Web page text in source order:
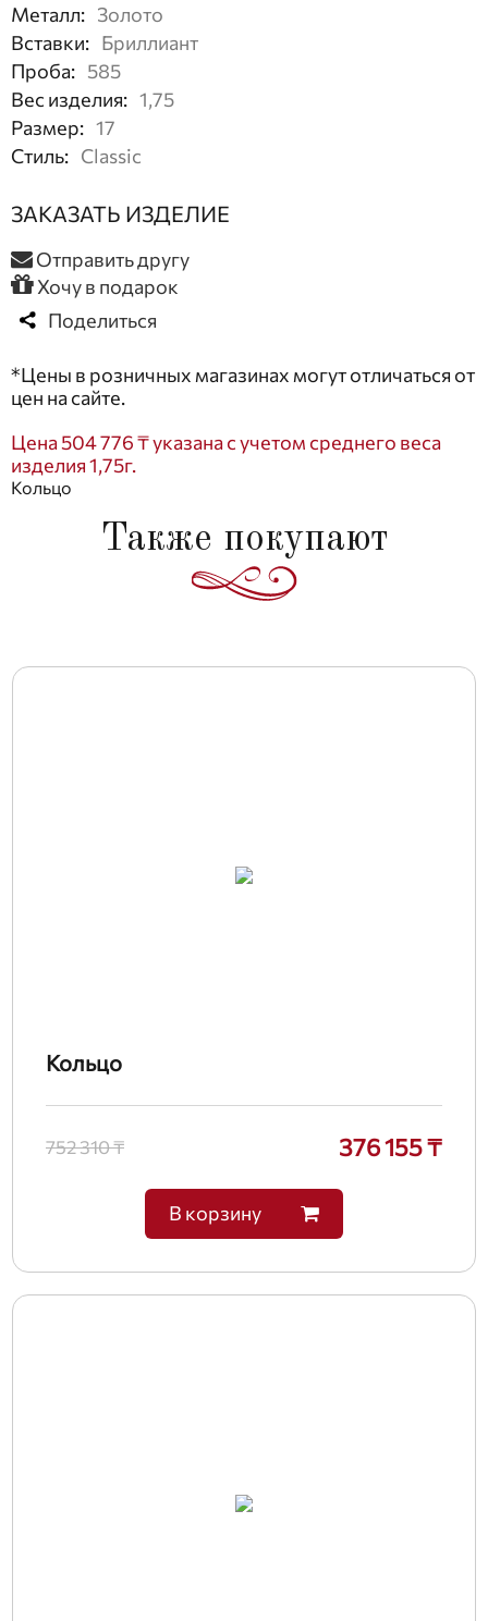
Металл: Золото
Вставки: Бриллиант
Проба: 585
Вес изделия: 1,75
Размер: 17
Стиль: Classic
ЗАКАЗАТЬ ИЗДЕЛИЕ
Отправить другу
Хочу в подарок
Поделиться
*Цены в розничных магазинах могут отличаться от
цен на сайте.
Цена 504 776 ₸ указана с учетом среднего веса
изделия 1,75г.
Кольцо
Также покупают
Кольцо
752 310 ₸ 376 155 ₸
В корзину